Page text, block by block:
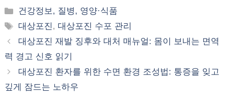
카
테
리
건강정보, 질병, 영양·식품
태
그
대상포진,대상포진 수포 관리
대상포진 재발 징후와 대처 매뉴얼: 몸이 보내는 면역
력 경고 신호 읽기
대상포진 환자를 위한 수면 환경 조성법: 통증을 잊고
깊게 잠드는 노하우